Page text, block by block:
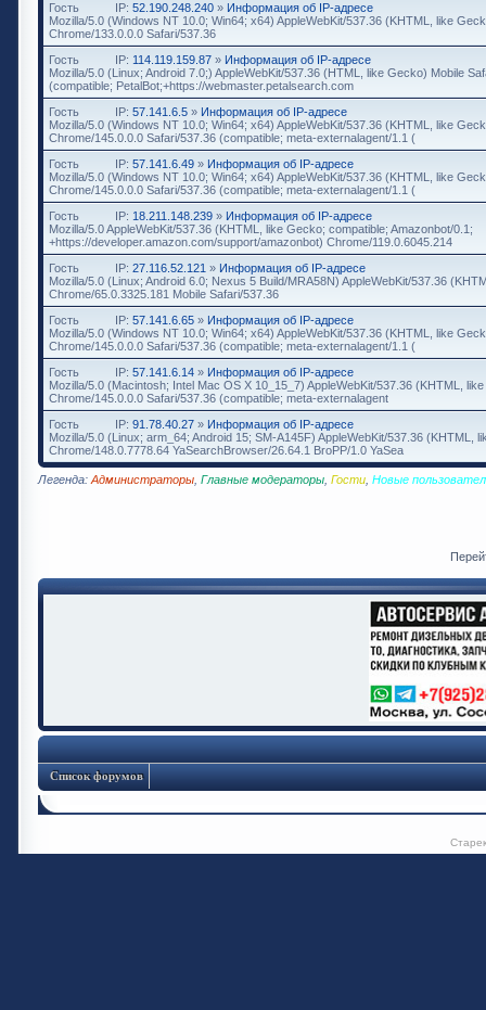
Гость
IP: 52.190.248.240 » Информация об IP-адресе
Mozilla/5.0 (Windows NT 10.0; Win64; x64) AppleWebKit/537.36 (KHTML, like
Chrome/133.0.0.0 Safari/537.36
Гость
IP: 114.119.159.87 » Информация об IP-адресе
Mozilla/5.0 (Linux; Android 7.0;) AppleWebKit/537.36 (HTML, like Gecko) Mobile
(compatible; PetalBot;+https://webmaster.petalsearch.com
Гость
IP: 57.141.6.5 » Информация об IP-адресе
Mozilla/5.0 (Windows NT 10.0; Win64; x64) AppleWebKit/537.36 (KHTML, like
Chrome/145.0.0.0 Safari/537.36 (compatible; meta-externalagent/1.1 (
Гость
IP: 57.141.6.49 » Информация об IP-адресе
Mozilla/5.0 (Windows NT 10.0; Win64; x64) AppleWebKit/537.36 (KHTML, like
Chrome/145.0.0.0 Safari/537.36 (compatible; meta-externalagent/1.1 (
Гость
IP: 18.211.148.239 » Информация об IP-адресе
Mozilla/5.0 AppleWebKit/537.36 (KHTML, like Gecko; compatible; Amazonbot/0.1;
+https://developer.amazon.com/support/amazonbot) Chrome/119.0.6045.214
Гость
IP: 27.116.52.121 » Информация об IP-адресе
Mozilla/5.0 (Linux; Android 6.0; Nexus 5 Build/MRA58N) AppleWebKit/537.36
Chrome/65.0.3325.181 Mobile Safari/537.36
Гость
IP: 57.141.6.65 » Информация об IP-адресе
Mozilla/5.0 (Windows NT 10.0; Win64; x64) AppleWebKit/537.36 (KHTML, like
Chrome/145.0.0.0 Safari/537.36 (compatible; meta-externalagent/1.1 (
Гость
IP: 57.141.6.14 » Информация об IP-адресе
Mozilla/5.0 (Macintosh; Intel Mac OS X 10_15_7) AppleWebKit/537.36 (KHTML,
Chrome/145.0.0.0 Safari/537.36 (compatible; meta-externalagent
Гость
IP: 91.78.40.27 » Информация об IP-адресе
Mozilla/5.0 (Linux; arm_64; Android 15; SM-A145F) AppleWebKit/537.36 (KHTML,
Chrome/148.0.7778.64 YaSearchBrowser/26.64.1 BroPP/1.0 YaSea
Легенда: Администраторы Главные модераторы Гости Новые
Список форумов